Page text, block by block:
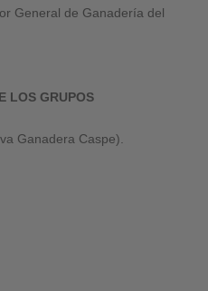
General de Ganadería del
LOS GRUPOS
Ganadera Caspe).